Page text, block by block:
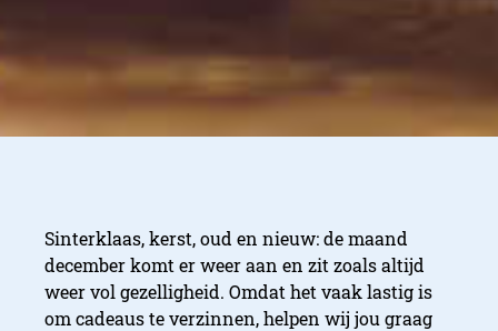
Sinterklaas, kerst, oud en nieuw: de maand
december komt er weer aan en zit zoals altijd
weer vol gezelligheid. Omdat het vaak lastig is
om cadeaus te verzinnen, helpen wij jou graag